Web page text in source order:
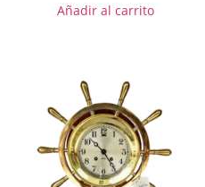
Añadir al carrito